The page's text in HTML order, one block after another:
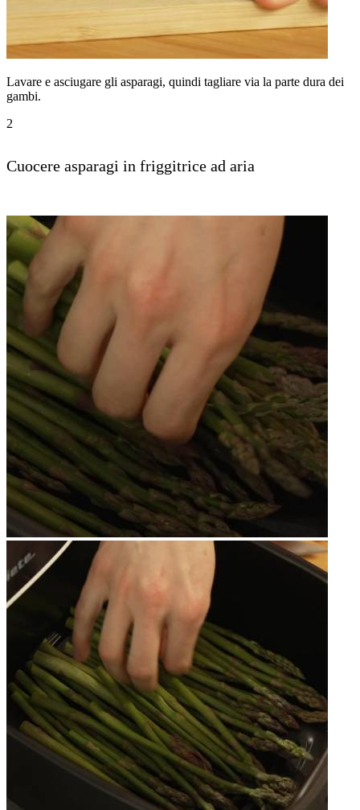
Lavare e asciugare gli asparagi, quindi tagliare via la parte dura dei
gambi.
2
Cuocere asparagi in friggitrice ad aria